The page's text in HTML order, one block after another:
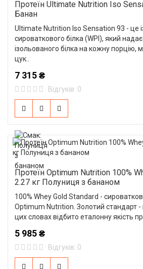
Протеїн Ultimate Nutrition Iso
Банан
Ultimate Nutrition Iso Sensation 93 - це
сироваткового білка (WPI), який
ізольованого білка на кожну порцію,
цук..
7 315 ₴
Відгуків: 0
Протеїн Optimum Nutrition 100%
2.27 кг Полуниця з бананом
100% Whey Gold Standard -
Optimum Nutrition. Золотий стандарт -
цих словах відбито еталонну якість
5 985 ₴
Відгуків: 0